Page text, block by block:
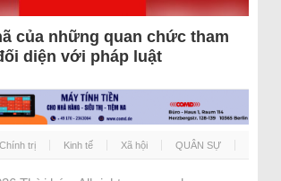
của những quan chức tham
diện với pháp luật
Chính trị Kinh tế Xã hội QUÂN SỰ